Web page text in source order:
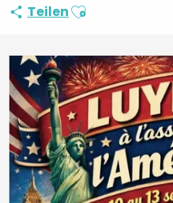
TeilenAjouter aux